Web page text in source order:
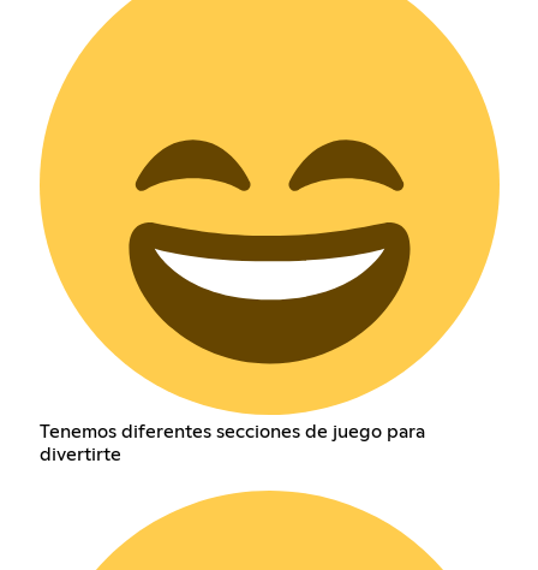
Tenemos diferentes secciones de juego para
divertirte